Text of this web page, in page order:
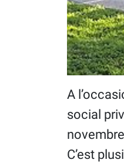
A
social
C’est